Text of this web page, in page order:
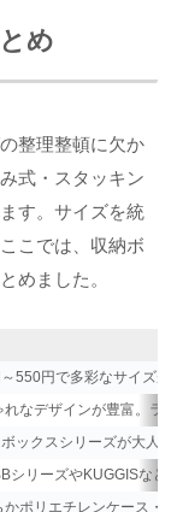
め
整理整頓に欠か
式・スタッキン
す。サイズを統
こでは、収納ボ
めました。
550円で多彩なサイズ
れなデザインが豊富。ラ
ックスシリーズが大人
シリーズやKUGGISなど
かポリエチレンケース・